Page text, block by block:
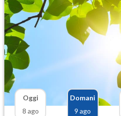
Oggi
8 ago
Domani
9 ago